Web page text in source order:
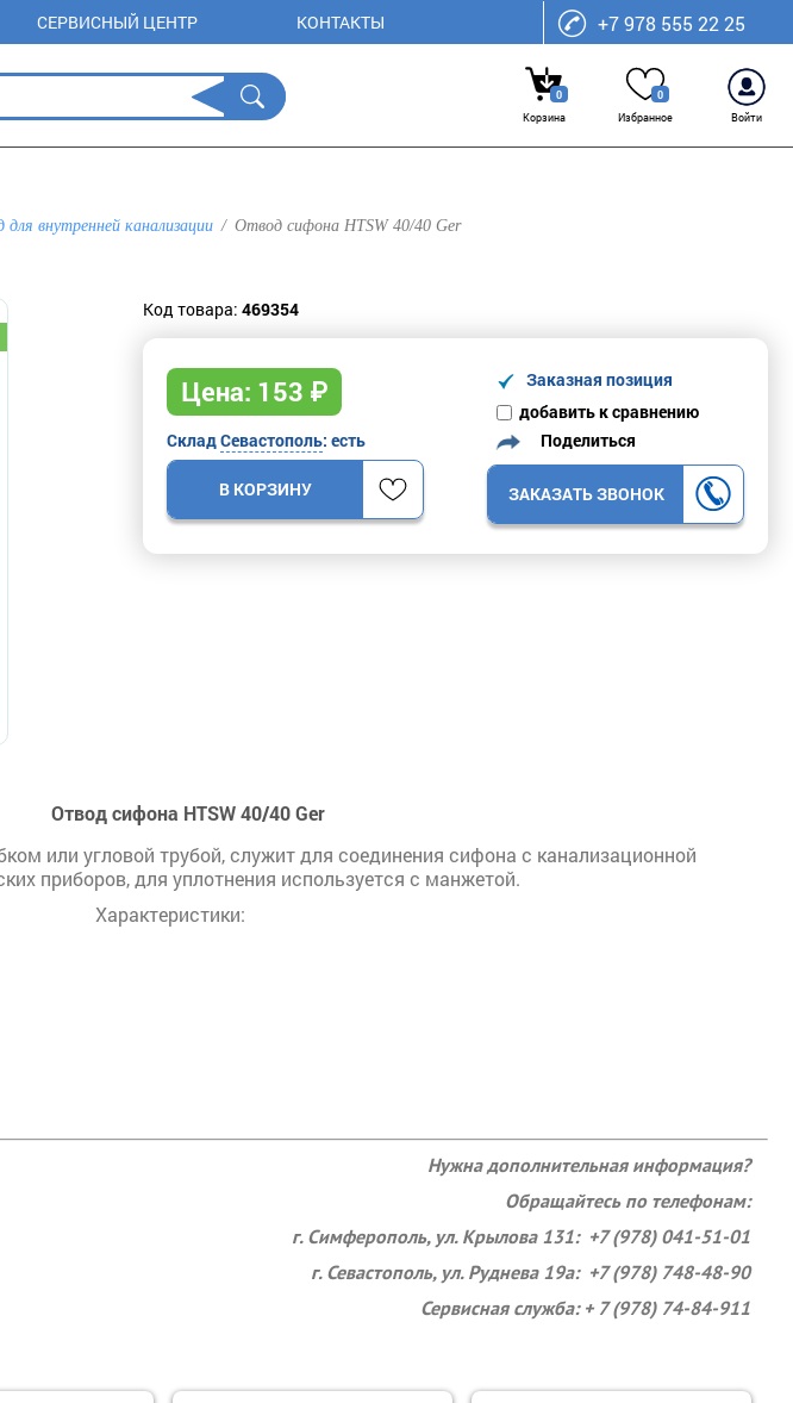
СЕРВИСНЫЙ ЦЕНТР КОНТАКТЫ +7 978 555 22 25
0
Корзина
0
Избранное
Войти
внутренней канализации Отвод сифона HTSW 40/40 Ger
Код товара: 469354
Цена: 153 ₽
Заказная позиция
добавить к сравнению
СкладСевастополь: есть
В КОРЗИНУ
Поделиться
ЗАКАЗАТЬ ЗВОНОК
Отвод сифона HTSW 40/40 Ger
или угловой трубой, служит для соединения сифона с канализационной
приборов, для уплотнения используется с манжетой.
Характеристики:
Нужна дополнительная информация?
Обращайтесь по телефонам:
г. Симферополь, ул. Крылова 131: +7 (978) 041-51-01
г. Севастополь, ул. Руднева 19а: +7 (978) 748-48-90
Сервисная служба: + 7 (978) 74-84-911